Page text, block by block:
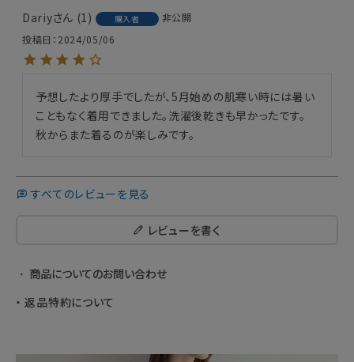
Dariy 1 購入者
非公開
投稿日
2024/05/06
予想したより厚手でしたが、5月始めの肌寒い時には暑い
こともなく着用できました。洗濯後乾きも早かったです。
秋からまた着るのが楽しみです。
すべてのレビューを見る
レビューを書く
商品についてのお問い合わせ
返品特約について